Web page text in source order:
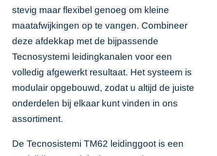
stevig maar flexibel genoeg om kleine
maatafwijkingen op te vangen. Combineer
deze afdekkap met de bijpassende
Tecnosystemi leidingkanalen voor een
volledig afgewerkt resultaat. Het systeem is
modulair opgebouwd, zodat u altijd de juiste
onderdelen bij elkaar kunt vinden in ons
assortiment.
De Tecnosistemi TM62 leidinggoot is een